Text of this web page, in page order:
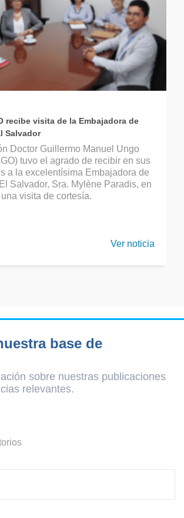
recibe visita de la Embajadora de
Salvador
Doctor Guillermo Manuel Ungo
tuvo el agrado de recibir en sus
a la excelentísima Embajadora de
Salvador, Sra. Mylène Paradis, en
visita de cortesía.
Ver noticia
base de
sobre nuestras publicaciones
relevantes.